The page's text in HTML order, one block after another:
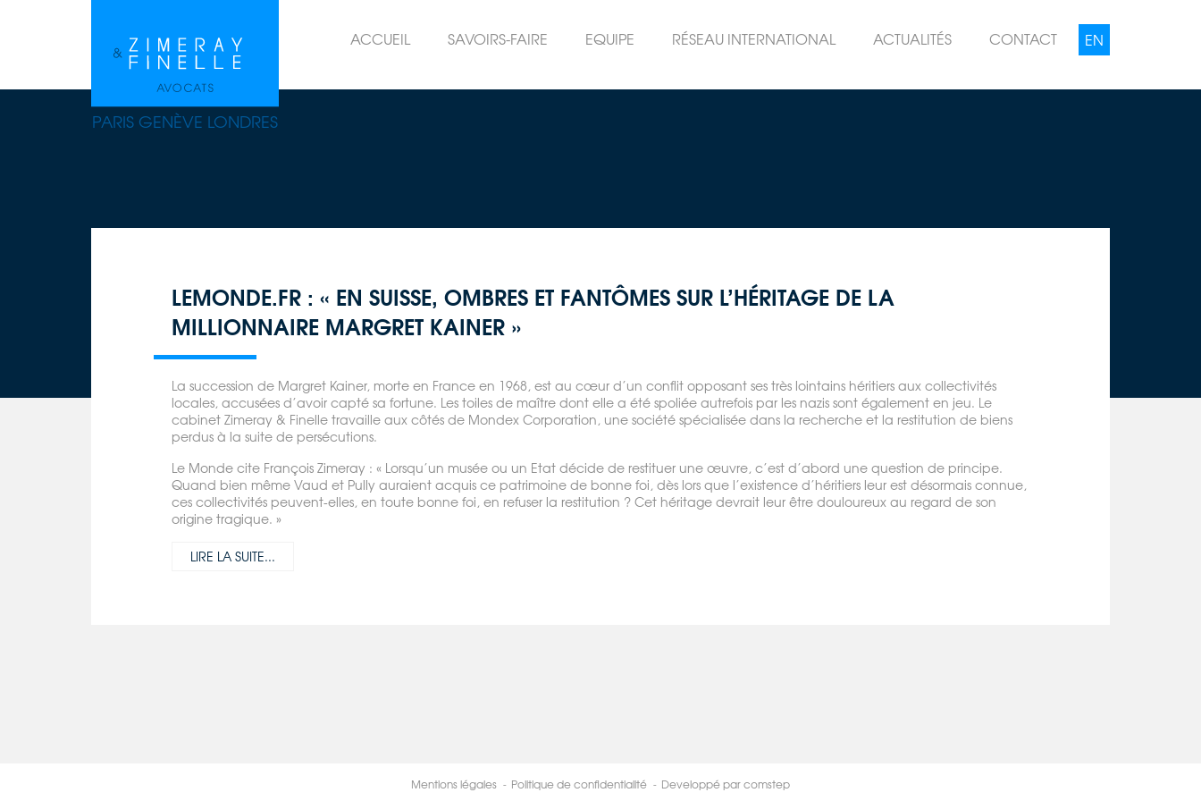
PARIS GENÈVE LONDRES
ACCUEIL SAVOIRS-FAIRE EQUIPE RÉSEAU INTERNATIONAL ACTUALITÉS CONTACT
LEMONDE.FR : « EN SUISSE, OMBRES ET FANTÔMES SUR L’HÉRITAGE DE LA
MILLIONNAIRE MARGRET KAINER »
La succession de Margret Kainer, morte en France en 1968, est au cœur d’un conflit opposant ses très lointains héritiers aux collectivités
locales, accusées d’avoir capté sa fortune. Les toiles de maître dont elle a été spoliée autrefois par les nazis sont également en jeu. Le
cabinet Zimeray & Finelle travaille aux côtés de Mondex Corporation, une société spécialisée dans la recherche et la restitution de biens
perdus à la suite de persécutions.
Le Monde cite François Zimeray : « Lorsqu’un musée ou un Etat décide de restituer une œuvre, c’est d’abord une question de principe.
Quand bien même Vaud et Pully auraient acquis ce patrimoine de bonne foi, dès lors que l’existence d’héritiers leur est désormais connue,
ces collectivités peuvent-elles, en toute bonne foi, en refuser la restitution ? Cet héritage devrait leur être douloureux au regard de son
origine tragique. »
LIRE LA SUITE...
Mentions légales Politique de confidentialité Developpé par comstep